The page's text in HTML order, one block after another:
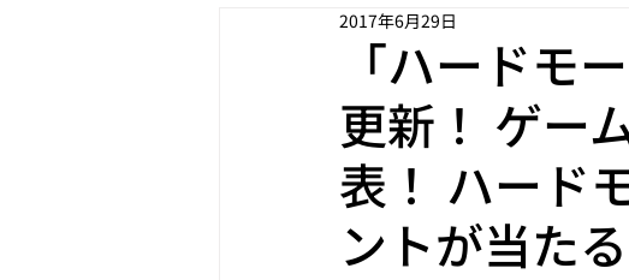
「ハードモ
更新！ ゲー
表！ ハード
ントが当た
2017年6月29日